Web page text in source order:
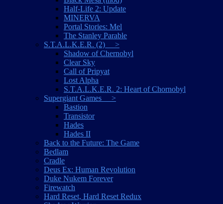
Half-Life 2: Update
MINERVA
Portal Stories: Mel
The Stanley Parable
S.T.A.L.K.E.R. (2) >
Shadow of Chernobyl
Clear Sky
Call of Pripyat
Lost Alpha
S.T.A.L.K.E.R. 2: Heart of Chornobyl
Supergiant Games >
Bastion
Transistor
Hades
Hades II
Back to the Future: The Game
Bedlam
Cradle
Deus Ex: Human Revolution
Duke Nukem Forever
Firewatch
Hard Reset, Hard Reset Redux